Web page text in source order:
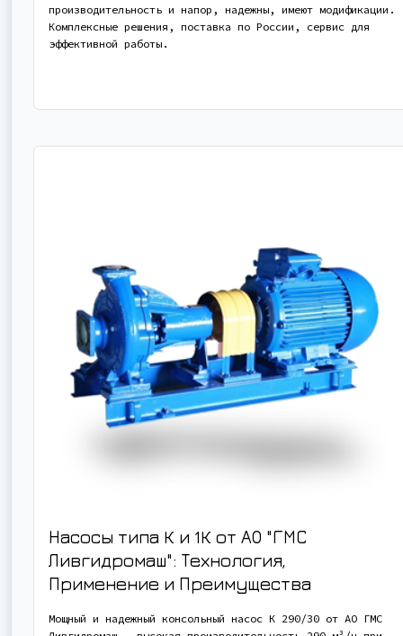
производительность и напор, надежны, имеют модификации.
Комплексные решения, поставка по России, сервис для
эффективной работы.
Насосы типа К и 1К от АО "ГМС
Ливгидромаш": Технология,
Применение и Преимущества
Мощный и надежный консольный насос К 290/30 от АО ГМС